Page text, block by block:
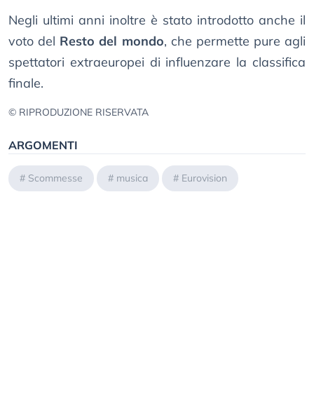
Negli ultimi anni inoltre è stato introdotto anche il
voto del Resto del mondo, che permette pure agli
spettatori extraeuropei di influenzare la classifica
finale.
© RIPRODUZIONE RISERVATA
ARGOMENTI
# Scommesse # musica # Eurovision